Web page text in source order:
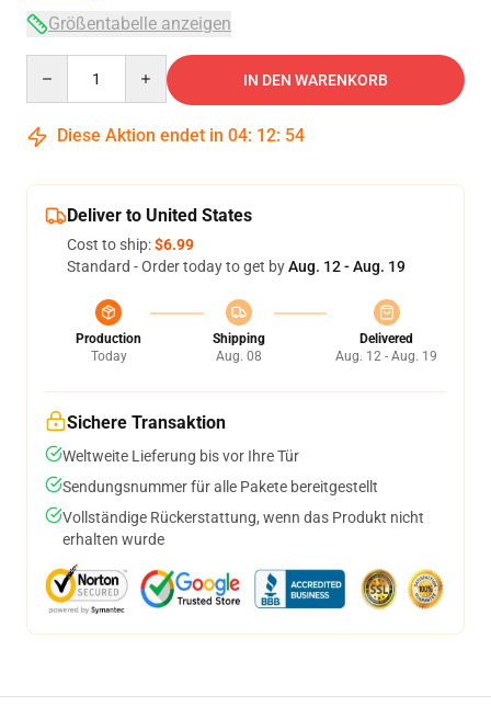
Größentabelle anzeigen
IN DEN WARENKORB
Diese Aktion endet in 04: 12: 54
Deliver to United States
Cost to ship:$6.99
Standard - Order today to get byAug. 12 - Aug. 19
Production
Today
Shipping
Aug. 08
Delivered
Aug. 12 - Aug. 19
Sichere Transaktion
Weltweite Lieferung bis vor Ihre Tür
Sendungsnummer für alle Pakete bereitgestellt
Vollständige Rückerstattung, wenn das Produkt nicht
erhalten wurde